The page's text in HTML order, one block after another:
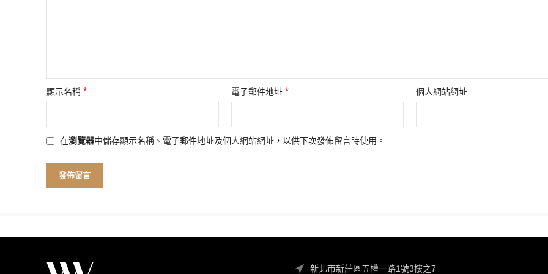
顯示名稱 * 電子郵件地址* 個人網站網址
在瀏覽器中儲存顯示名稱、電子郵件地址及個人網站網址，以供下次發佈留言時使用。
新北市新莊區五權一路1號3樓之7